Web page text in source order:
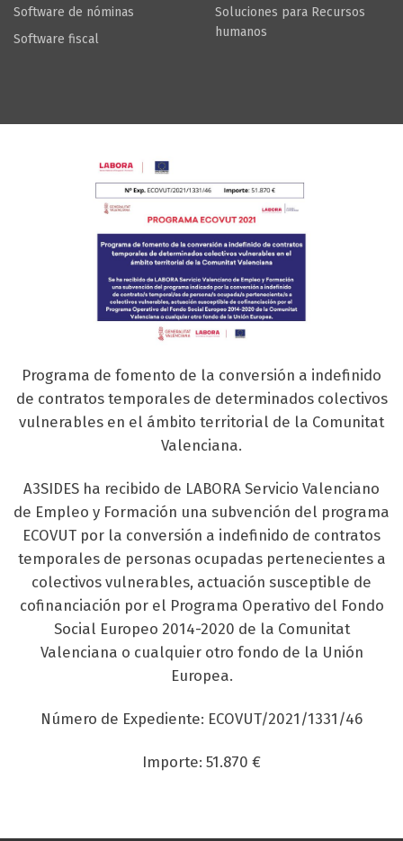
Software de nóminas
Software fiscal
Soluciones para Recursos
humanos
Programa de fomento de la conversión a indefinido
de contratos temporales de determinados colectivos
vulnerables en el ámbito territorial de la Comunitat
Valenciana.
A3SIDES ha recibido de LABORA Servicio Valenciano
de Empleo y Formación una subvención del programa
ECOVUT por la conversión a indefinido de contratos
temporales de personas ocupadas pertenecientes a
colectivos vulnerables, actuación susceptible de
cofinanciación por el Programa Operativo del Fondo
Social Europeo 2014-2020 de la Comunitat
Valenciana o cualquier otro fondo de la Unión
Europea.
Número de Expediente: ECOVUT/2021/1331/46
Importe: 51.870 €